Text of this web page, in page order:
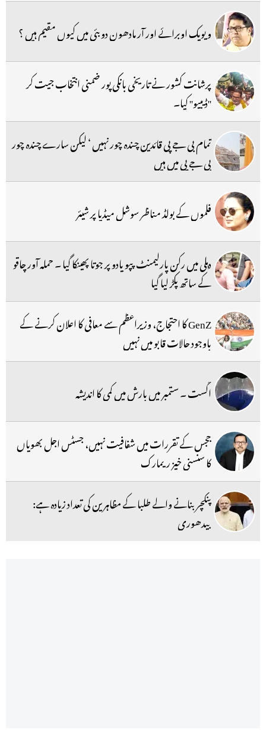
ویویک اوبرائے اور آر مادھون دوبئی میں کیوں مقیم ہیں ؟
پرشانت کشور نے تاریخی بانکی پور ضمنی انتخاب جیت کر
''ڈیبیو'' کیا۔
تمام بی جے پی قائدین چندہ چور نہیں ‘ لیکن سارے چندہ چور
بی جے پی میں ہیں
فلموں کے بولڈ مناظر سوشل میڈیا پر شیئر
دہلی میں رکن پارلیمنٹ پپو یادو پر جوتا پھینکا گیا ۔ حملہ آور چاقو
کے ساتھ پکڑ لیا گیا
GenZ کا احتجاج، وزیراعظم سے معافی کا اعلان کرنے کے
باوجود حالات قابو میں نہیں
اگست ۔ ستمبر میں بارش میں کمی کا اندیشہ
ججس کے تقررات میں شفافیت نہیں، جسٹس اجل بھویاں
کا سنسنی خیز ریمارک
پنکچر بنانے والے طلبا کے مظاہرین کی تعداد زیادہ ہے:
بیدھوری